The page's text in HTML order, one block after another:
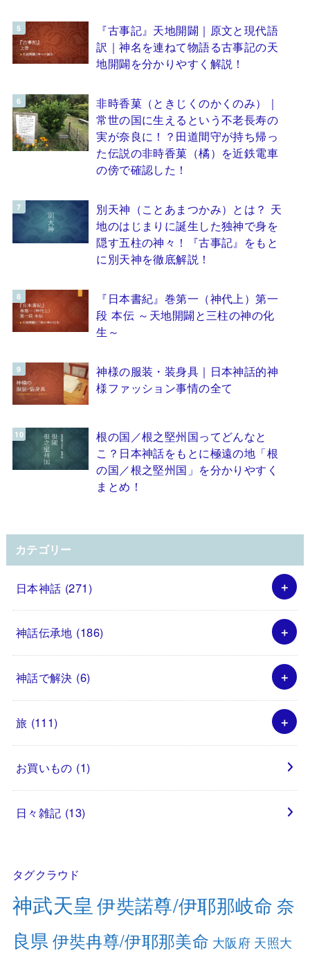
『古事記』天地開闢｜原文と現代語
訳｜神名を連ねて物語る古事記の天
地開闢を分かりやすく解説！
非時香菓（ときじくのかくのみ）｜
常世の国に生えるという不老長寿の
実が奈良に！？田道間守が持ち帰っ
た伝説の非時香菓（橘）を近鉄電車
の傍で確認した！
別天神（ことあまつかみ）とは？ 天
地のはじまりに誕生した独神で身を
隠す五柱の神々！『古事記』をもと
に別天神を徹底解説！
『日本書紀』巻第一（神代上）第一
段 本伝 ～天地開闢と三柱の神の化
生～
神様の服装・装身具｜日本神話的神
様ファッション事情の全て
根の国／根之堅州国ってどんなと
こ？日本神話をもとに極遠の地「根
の国／根之堅州国」を分かりやすく
まとめ！
カテゴリー
日本神話 (271)
神話伝承地 (186)
神話で解決 (6)
旅 (111)
お買いもの (1)
日々雑記 (13)
タグクラウド
神武天皇 伊奘諾尊/伊耶那岐命 奈
良県 伊奘冉尊/伊耶那美命 大阪府 天照大